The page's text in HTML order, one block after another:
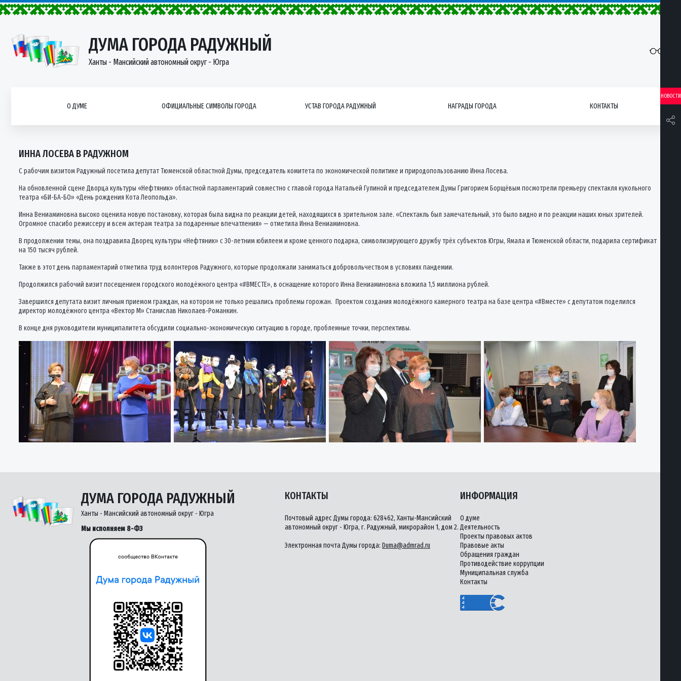
ДУМА ГОРОДА РАДУЖНЫЙ
Ханты - Мансийский автономный округ - Югра
О ДУМЕ ОФИЦИАЛЬНЫЕ СИМВОЛЫ ГОРОДА УСТАВ ГОРОДА РАДУЖНЫЙ НАГРАДЫ ГОРОДА КОНТАКТЫ
НОВОСТИ
ИННА ЛОСЕВА В РАДУЖНОМ
С рабочим визитом Радужный посетила депутат Тюменской областной Думы, председатель комитета по экономической политике и природопользованию Инна Лосева.
На обновленной сцене Дворца культуры «Нефтяник» областной парламентарий совместно с главой города Натальей Гулиной и председателем Думы Григорием Борщёвым посмотрели премьеру спектакля кукольного
театра «БИ-БА-БО» «День рождения Кота Леопольда».
Инна Вениаминовна высоко оценила новую постановку, которая была видна по реакции детей, находящихся в зрительном зале. «Спектакль был замечательный, это было видно и по реакции наших юных зрителей.
Огромное спасибо режиссеру и всем актерам театра за подаренные впечатления» — отметила Инна Вениаминовна.
В продолжении темы, она поздравила Дворец культуры «Нефтяник» с 30-летним юбилеем и кроме ценного подарка, символизирующего дружбу трёх субъектов Югры, Ямала и Тюменской области, подарила сертификат
на 150 тысяч рублей.
Также в этот день парламентарий отметила труд волонтеров Радужного, которые продолжали заниматься добровольчеством в условиях пандемии.
Продолжился рабочий визит посещением городского молодёжного центра «#ВМЕСТЕ», в оснащение которого Инна Вениаминовна вложила 1,5 миллиона рублей.
Завершился депутата визит личным приемом граждан, на котором не только решались проблемы горожан. Проектом создания молодёжного камерного театра на базе центра «#Вместе» с депутатом поделился
директор молодёжного центра «Вектор М» Станислав Николаев-Романкин.
В конце дня руководители муниципалитета обсудили социально-экономическую ситуацию в городе, проблемные точки, перспективы.
ДУМА ГОРОДА РАДУЖНЫЙ
Ханты - Мансийский автономный округ - Югра
Мы исполняем 8-ФЗ
КОНТАКТЫ
Почтовый адрес Думы города: 628462, Ханты-Мансийский
автономный округ - Югра, г. Радужный, микрорайон 1, дом 2.
Электронная почта Думы города: Duma@admrad.ru
ИНФОРМАЦИЯ
О думе
Деятельность
Проекты правовых актов
Правовые акты
Обращения граждан
Противодействие коррупции
Муниципальная служба
Контакты